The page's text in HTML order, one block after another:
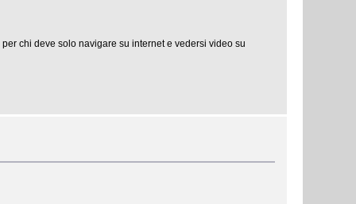
chi deve solo navigare su internet e vedersi video su